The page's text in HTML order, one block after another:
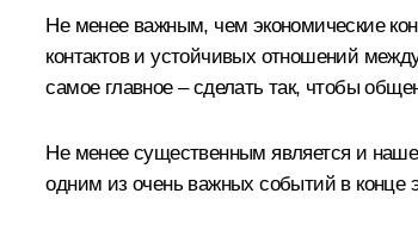
Не менее важным, чем экономические
контактов и устойчивых отношений
самое главное – сделать так, чтобы
Не менее существенным является и
одним из очень важных событий в конце